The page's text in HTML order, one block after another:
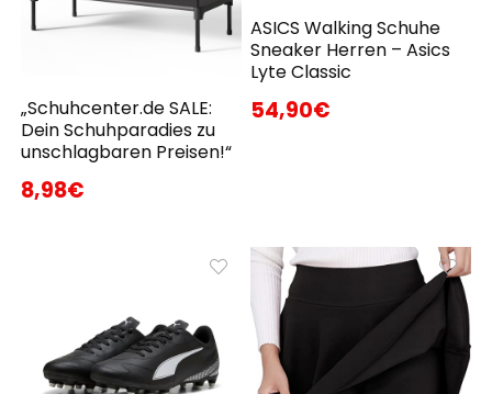
„Schuhcenter.de SALE:
Dein Schuhparadies zu
unschlagbaren Preisen!“
8,98€
ASICS Walking Schuhe
Sneaker Herren – Asics
Lyte Classic
54,90€